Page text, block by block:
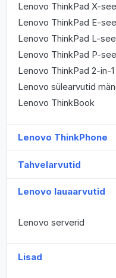
Lenovo ThinkPad X-
Lenovo ThinkPad E-
Lenovo ThinkPad L-
Lenovo ThinkPad P-
Lenovo ThinkPad 2-in-
Lenovo sülearvutid
Lenovo ThinkBook
Lenovo ThinkPhone
Tahvelarvutid
Lenovo lauaarvutid
Lenovo serverid
Lisad